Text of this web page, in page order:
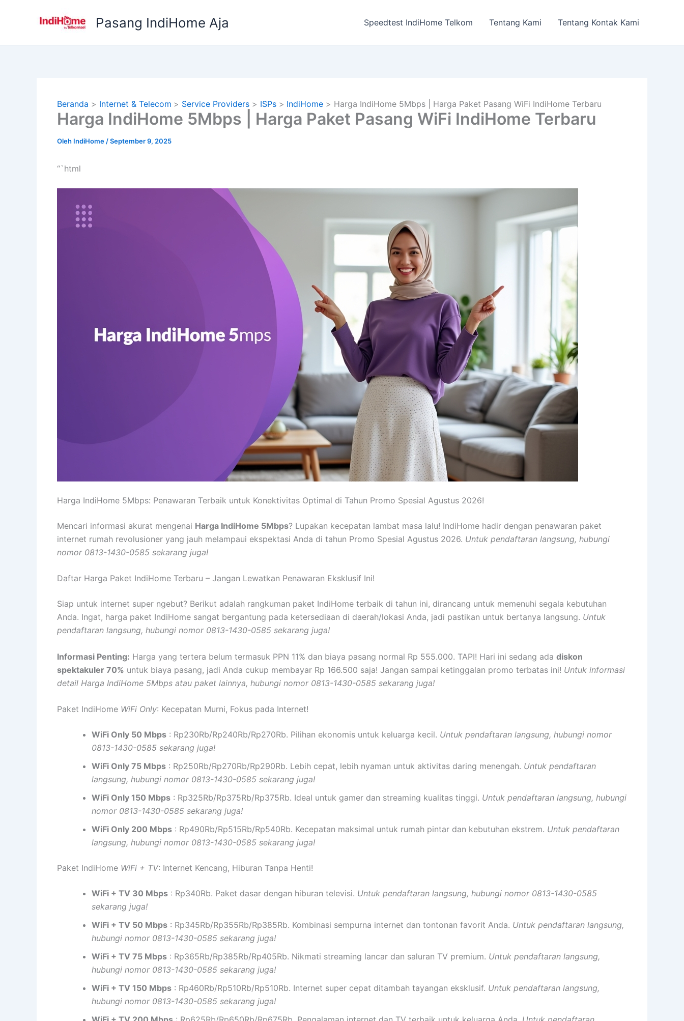
Pasang IndiHome Aja Speedtest IndiHome Telkom Tentang Kami Tentang Kontak Kami
Beranda Internet & Telecom Service Providers ISPs IndiHome Harga IndiHome 5Mbps | Harga Paket Pasang WiFi IndiHome Terbaru
Harga IndiHome 5Mbps | Harga Paket Pasang WiFi IndiHome Terbaru
Oleh IndiHome /September 9, 2025
“`html
Harga IndiHome 5Mbps: Penawaran Terbaik untuk Konektivitas Optimal di Tahun Promo Spesial Agustus 2026!
Mencari informasi akurat mengenai Harga IndiHome 5Mbps? Lupakan kecepatan lambat masa lalu! IndiHome hadir dengan penawaran paket
internet rumah revolusioner yang jauh melampaui ekspektasi Anda di tahun Promo Spesial Agustus 2026. Untuk pendaftaran langsung, hubungi
nomor 0813-1430-0585 sekarang juga!
Daftar Harga Paket IndiHome Terbaru – Jangan Lewatkan Penawaran Eksklusif Ini!
Siap untuk internet super ngebut? Berikut adalah rangkuman paket IndiHome terbaik di tahun ini, dirancang untuk memenuhi segala kebutuhan
Anda. Ingat, harga paket IndiHome sangat bergantung pada ketersediaan di daerah/lokasi Anda, jadi pastikan untuk bertanya langsung. Untuk
pendaftaran langsung, hubungi nomor 0813-1430-0585 sekarang juga!
Informasi Penting: Harga yang tertera belum termasuk PPN 11% dan biaya pasang normal Rp 555.000. TAPI! Hari ini sedang ada diskon
spektakuler 70% untuk biaya pasang, jadi Anda cukup membayar Rp 166.500 saja! Jangan sampai ketinggalan promo terbatas ini! Untuk informasi
detail Harga IndiHome 5Mbps atau paket lainnya, hubungi nomor 0813-1430-0585 sekarang juga!
Paket IndiHome WiFi Only: Kecepatan Murni, Fokus pada Internet!
WiFi Only 50 Mbps : Rp230Rb/Rp240Rb/Rp270Rb. Pilihan ekonomis untuk keluarga kecil. Untuk pendaftaran langsung, hubungi nomor
0813-1430-0585 sekarang juga!
WiFi Only 75 Mbps : Rp250Rb/Rp270Rb/Rp290Rb. Lebih cepat, lebih nyaman untuk aktivitas daring menengah. Untuk pendaftaran
langsung, hubungi nomor 0813-1430-0585 sekarang juga!
WiFi Only 150 Mbps : Rp325Rb/Rp375Rb/Rp375Rb. Ideal untuk gamer dan streaming kualitas tinggi. Untuk pendaftaran langsung, hubungi
nomor 0813-1430-0585 sekarang juga!
WiFi Only 200 Mbps : Rp490Rb/Rp515Rb/Rp540Rb. Kecepatan maksimal untuk rumah pintar dan kebutuhan ekstrem. Untuk pendaftaran
langsung, hubungi nomor 0813-1430-0585 sekarang juga!
Paket IndiHome WiFi + TV: Internet Kencang, Hiburan Tanpa Henti!
WiFi + TV 30 Mbps : Rp340Rb. Paket dasar dengan hiburan televisi. Untuk pendaftaran langsung, hubungi nomor 0813-1430-0585
sekarang juga!
WiFi + TV 50 Mbps : Rp345Rb/Rp355Rb/Rp385Rb. Kombinasi sempurna internet dan tontonan favorit Anda. Untuk pendaftaran langsung,
hubungi nomor 0813-1430-0585 sekarang juga!
WiFi + TV 75 Mbps : Rp365Rb/Rp385Rb/Rp405Rb. Nikmati streaming lancar dan saluran TV premium. Untuk pendaftaran langsung,
hubungi nomor 0813-1430-0585 sekarang juga!
WiFi + TV 150 Mbps : Rp460Rb/Rp510Rb/Rp510Rb. Internet super cepat ditambah tayangan eksklusif. Untuk pendaftaran langsung,
hubungi nomor 0813-1430-0585 sekarang juga!